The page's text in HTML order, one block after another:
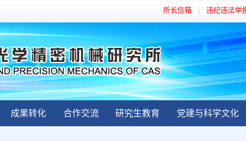
所长信箱 违纪违法举
成果转化 合作交流 研究生教育 党建与科学文化